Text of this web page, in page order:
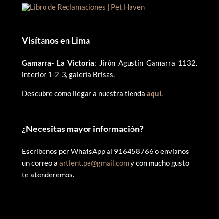
Visítanos en Lima
Gamarra- La Victoria: Jirón Agustín Gamarra 1132,
interior 1-2-3, galería Brisas.
Descubre como llegar a nuestra tienda aquí.
¿Necesitas mayor información?
Escríbenos por WhatsApp al 916458766 o envíanos
un correo a artlent.pe@gmail.comy con mucho gusto
te atenderemos.